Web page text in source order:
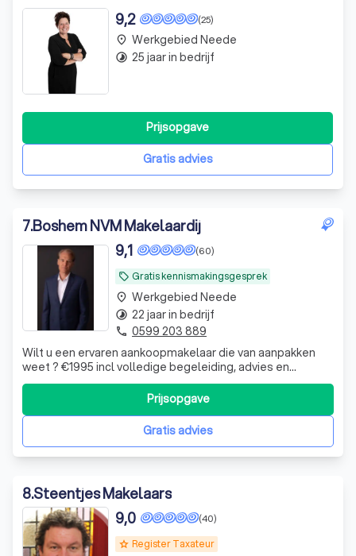
(25)
9,2
Gratis advies
Prijsopgave
place Werkgebied Neede
timelapse 25 jaar in bedrijf
7.Boshem NVM Makelaardij
local_offer Gratis kennismakingsgesprek
(60)
9,1
Wilt u een ervaren aankoopmakelaar die van aanpakken
weet ? €1995 incl volledige begeleiding, advies en
ondersteuning.
Gratis advies
Prijsopgave
place Werkgebied Neede
timelapse 22 jaar in bedrijf
phone 0599 203 889
8.Steentjes Makelaars
grade Register Taxateur
(40)
9,0